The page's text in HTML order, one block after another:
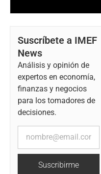
Suscríbete a IMEF
News
Análisis y opinión de
expertos en economía,
finanzas y negocios
para los tomadores de
decisiones.
Suscribirme